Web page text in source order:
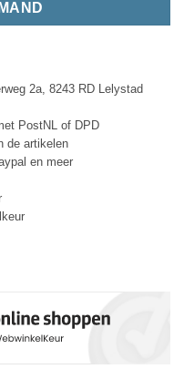
2a, 8243 RD Lelystad
PostNL of DPD
de artikelen
en meer